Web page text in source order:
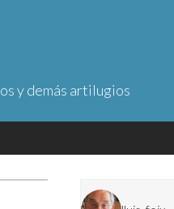
y demás artilugios